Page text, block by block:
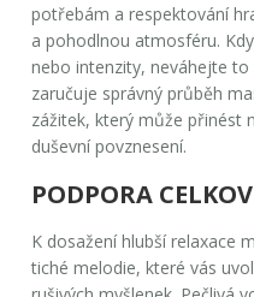
potřebám a respektování
a pohodlnou atmosféru.
nebo intenzity, neváhejte
zaručuje správný průběh
zážitek, který může přinést
duševní povznesení.
PODPORA
K dosažení hlubší relaxace
tiché melodie, které vás